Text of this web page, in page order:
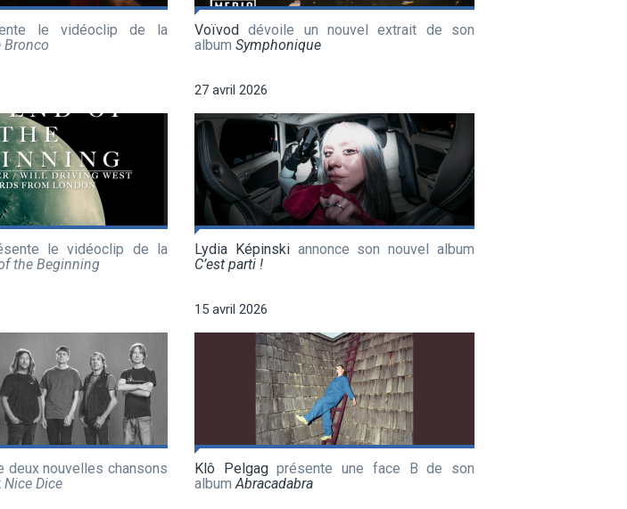
le vidéoclip de la
Bronco
Voïvod dévoile un nouvel extrait de son
album Symphonique
le vidéoclip de la
the Beginning
27 avril 2026
Lydia Képinskiannonce son nouvel album
C’est parti !
deux nouvelles chansons
Nice Dice
15 avril 2026
Klô Pelgagprésente une face B de son
album Abracadabra